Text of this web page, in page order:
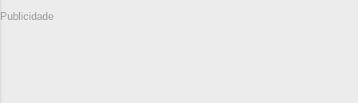
Publicidade